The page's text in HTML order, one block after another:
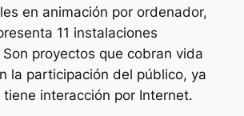
en animación por ordenador,
11 instalaciones
proyectos que cobran vida
la participación del público, ya
tiene interacción por Internet.